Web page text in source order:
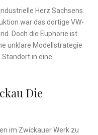
Herz Sachsens.
war das dortige VW-
Doch die Euphorie ist
unklare Modellstrategie
in eine
Die
im Zwickauer Werk zu